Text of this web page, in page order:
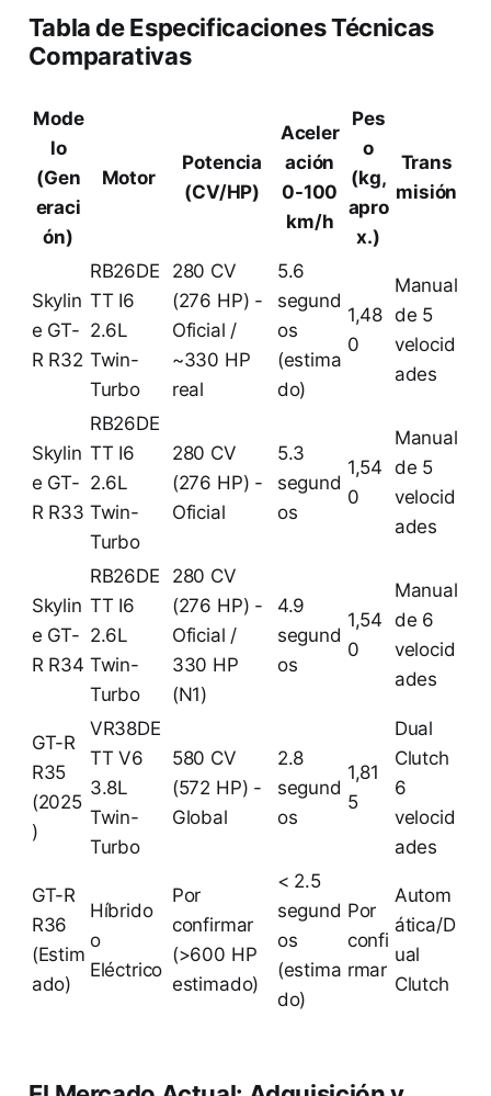
Tabla de Especificaciones Técnicas
Comparativas
Mode
lo
(Gen
eraci
ón)
Motor
Potencia
(CV/HP)
Aceler
ación
0-100
km/h
Pes
o
(kg,
apro
x.)
Trans
misión
Skylin
e GT-
R R32
RB26DE
TT I6
2.6L
Twin-
Turbo
280 CV
(276 HP) -
Oficial /
~330 HP
real
5.6
segund
os
(estima
do)
1,48
0
Manual
de 5
velocid
ades
Skylin
e GT-
R R33
RB26DE
TT I6
2.6L
Twin-
Turbo
280 CV
(276 HP) -
Oficial
5.3
segund
os
1,54
0
Manual
de 5
velocid
ades
Skylin
e GT-
R R34
RB26DE
TT I6
2.6L
Twin-
Turbo
280 CV
(276 HP) -
Oficial /
330 HP
(N1)
4.9
segund
os
1,54
0
Manual
de 6
velocid
ades
GT-R
R35
(2025
)
VR38DE
TT V6
3.8L
Twin-
Turbo
580 CV
(572 HP) -
Global
2.8
segund
os
1,81
5
Dual
Clutch
6
velocid
ades
GT-R
R36
(Estim
ado)
Híbrido
o
Eléctrico
Por
confirmar
(>600 HP
estimado)
< 2.5
segund
os
(estima
do)
Por
confi
rmar
Autom
ática/D
ual
Clutch